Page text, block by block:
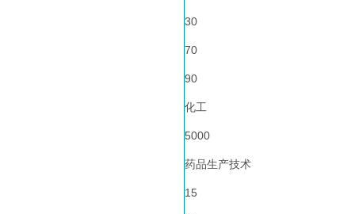
30
70
90
化工
5000
药品生产技术
15